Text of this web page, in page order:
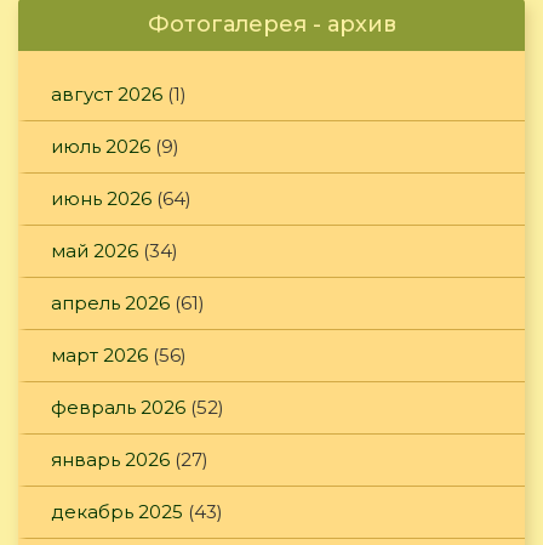
Фотогалерея - архив
август 2026 (1)
июль 2026 (9)
июнь 2026 (64)
май 2026 (34)
апрель 2026 (61)
март 2026 (56)
февраль 2026 (52)
январь 2026 (27)
декабрь 2025 (43)